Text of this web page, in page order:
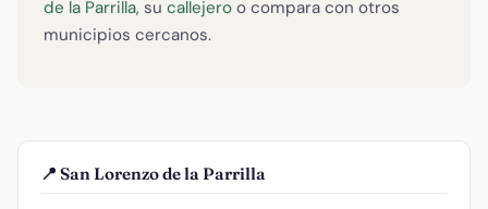
de la Parrilla, su callejero o compara con otros
municipios cercanos.
📍 San Lorenzo de la Parrilla